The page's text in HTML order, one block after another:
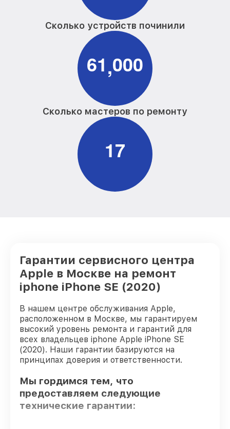
Сколько устройств починили
61,000
Сколько мастеров по ремонту
17
Гарантии сервисного центра
Apple в Москве на ремонт
iphone iPhone SE (2020)
В нашем центре обслуживания Apple,
расположенном в Москве, мы гарантируем
высокий уровень ремонта и гарантий для
всех владельцев iphone Apple iPhone SE
(2020). Наши гарантии базируются на
принципах доверия и ответственности.
Мы гордимся тем, что
предоставляем следующие
технические гарантии: